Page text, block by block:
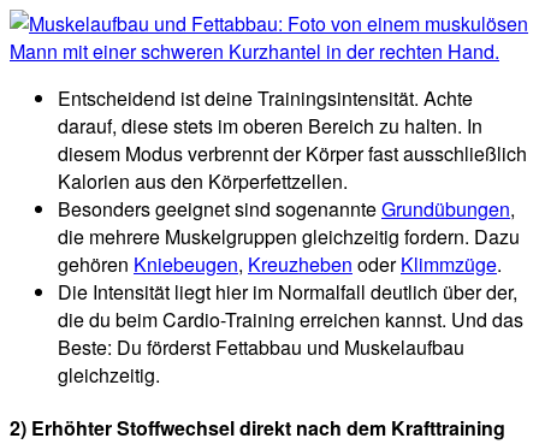
Entscheidend ist deine Trainingsintensität. Achte
darauf, diese stets im oberen Bereich zu halten. In
diesem Modus verbrennt der Körper fast ausschließlich
Kalorien aus den Körperfettzellen.
Besonders geeignet sind sogenannteGrundübungen,
die mehrere Muskelgruppen gleichzeitig fordern. Dazu
gehören Kniebeugen, Kreuzheben oderKlimmzüge.
Die Intensität liegt hier im Normalfall deutlich über der,
die du beim Cardio-Training erreichen kannst. Und das
Beste: Du förderst Fettabbau und Muskelaufbau
gleichzeitig.
2) Erhöhter Stoffwechsel direkt nach dem Krafttraining